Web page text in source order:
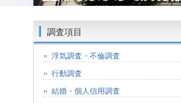
調査項目
浮気調査・不倫調査
行動調査
結婚・個人信用調査